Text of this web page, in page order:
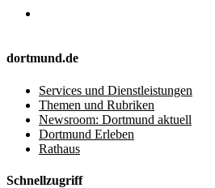
dortmund.de
Services und Dienstleistungen
Themen und Rubriken
Newsroom: Dortmund aktuell
Dortmund Erleben
Rathaus
Schnellzugriff